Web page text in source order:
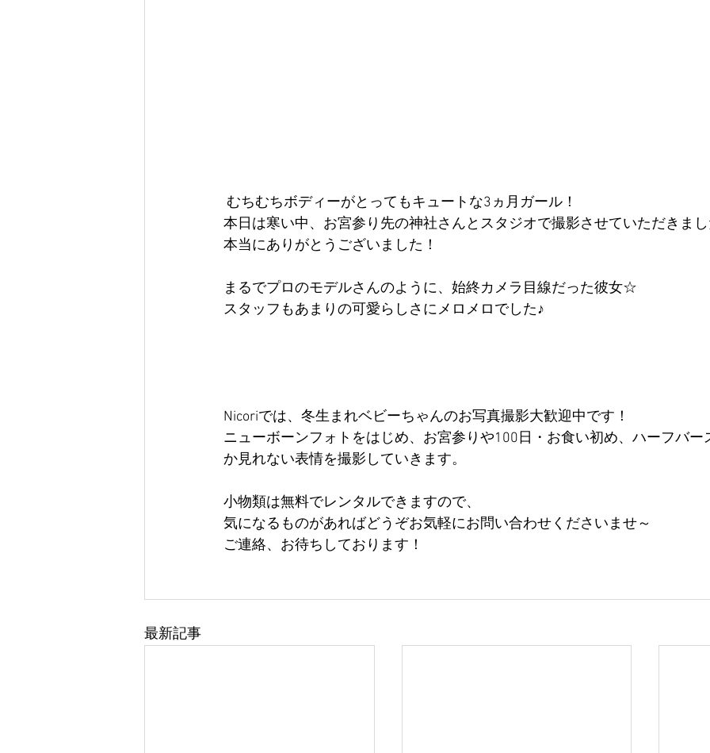
むちむちボディーがとってもキュートな3ヵ月ガール！
本日は寒い中、お宮参り先の神社さんとスタジオで撮影させていただきまし
本当にありがとうございました！
まるでプロのモデルさんのように、始終カメラ目線だった彼女☆
スタッフもあまりの可愛らしさにメロメロでした♪
Nicoriでは、冬生まれベビーちゃんのお写真撮影大歓迎中です！
ニューボーンフォトをはじめ、お宮参りや100日・お食い初め、ハーフバー
か見れない表情を撮影していきます。
小物類は無料でレンタルできますので、
気になるものがあればどうぞお気軽にお問い合わせくださいませ～
ご連絡、お待ちしております！
最新記事